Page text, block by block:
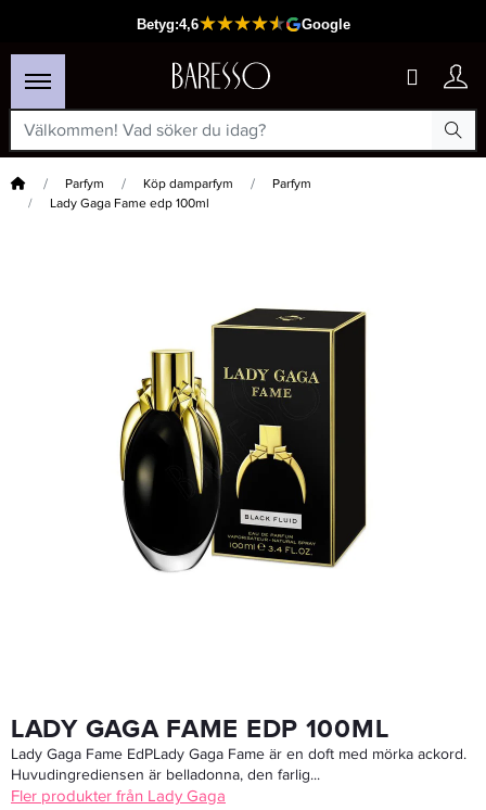
Hem Parfym Köp damparfym
Parfym
Lady Gaga Fame edp 100ml
Maria Nila Mirror Gloss Shampoo 350 Ml - Schampo
345 kr
LADY GAGA FAME EDP 100ML
Lady Gaga Fame EdPLady Gaga Fame är en doft med mörka ackord.
Huvudingrediensen är belladonna, den farlig...
Fler produkter från Lady Gaga